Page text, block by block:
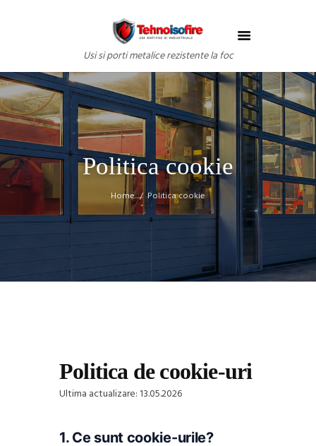
Usi si porti metalice rezistente la foc
Politica cookie
Home Politica cookie
Politica de cookie-uri
Ultima actualizare: 13.05.2026
1. Ce sunt cookie-urile?